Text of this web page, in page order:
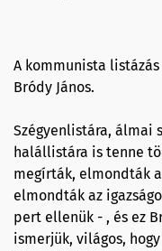
A kommunista
Bródy János.
Szégyenlistára, álmai
halállistára is tenne
megírták, elmondták
elmondták az
pert ellenük - , és ez
ismerjük, világos,